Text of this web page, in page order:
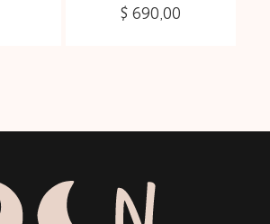
$ 690,00